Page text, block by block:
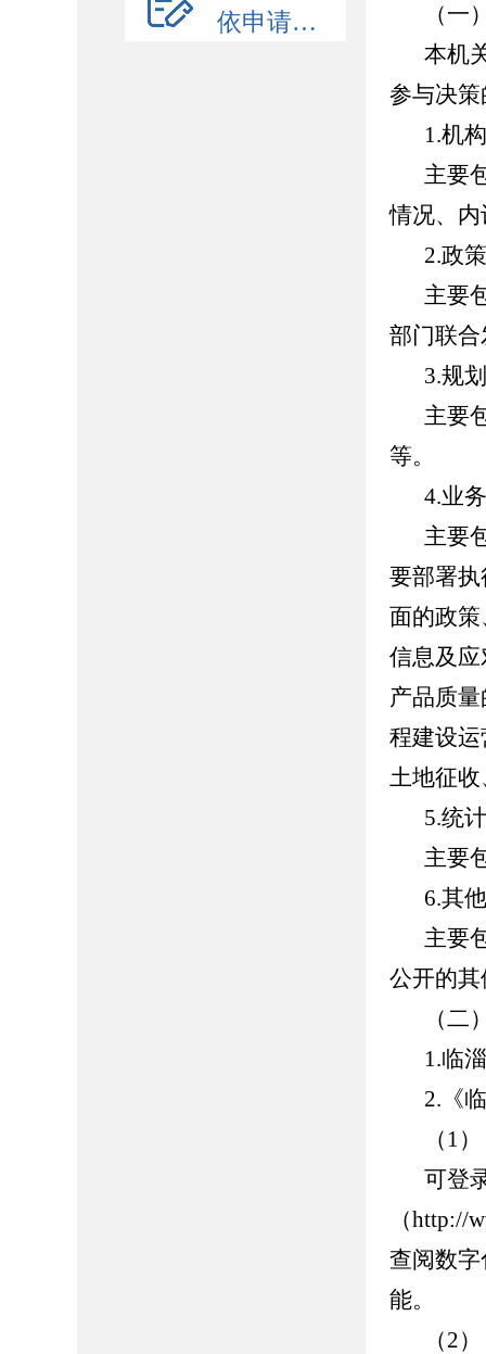
依申请公开
（
本机
参与决
1.机
主要
情况、
2.政
主要
部门联
3.规
主要
等。
4.业
主要
要部署
面的政
信息及
产品质
程建设
土地征
5.统
主要
6.其
主要
公开的
（二
1.临
2.《
（1
可登
（http://
查阅数
能。
（2